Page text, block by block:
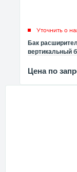
Уточнить о
Бак
вертикальный
Цена по